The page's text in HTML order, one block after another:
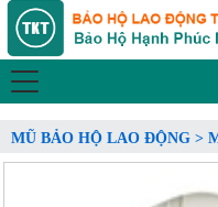
MŨ BẢO HỘ LAO ĐỘNG >